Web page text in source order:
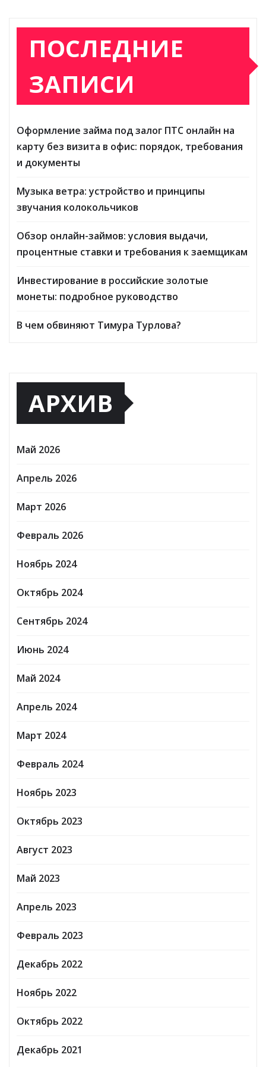
ПОСЛЕДНИЕ
ЗАПИСИ
Оформление займа под залог ПТС онлайн на
карту без визита в офис: порядок, требования
и документы
Музыка ветра: устройство и принципы
звучания колокольчиков
Обзор онлайн-займов: условия выдачи,
процентные ставки и требования к заемщикам
Инвестирование в российские золотые
монеты: подробное руководство
В чем обвиняют Тимура Турлова?
АРХИВ
Май 2026
Апрель 2026
Март 2026
Февраль 2026
Ноябрь 2024
Октябрь 2024
Сентябрь 2024
Июнь 2024
Май 2024
Апрель 2024
Март 2024
Февраль 2024
Ноябрь 2023
Октябрь 2023
Август 2023
Май 2023
Апрель 2023
Февраль 2023
Декабрь 2022
Ноябрь 2022
Октябрь 2022
Декабрь 2021